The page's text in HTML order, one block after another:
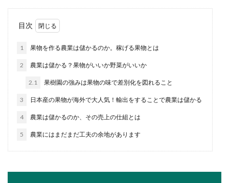
いのは『陰口』で盛り上がるというのではありま
せんか？...
教員採用試験の服装の一次試験で迷う
なら、スーツがおすすめ
目次
1 果物を作る農業は儲かるのか。稼げる果物とは
2 農業は儲かる？果物がいいか野菜がいいか
2.1 果樹園の強みは果物の味で差別化を図れること
3 日本産の果物が海外で大人気！輸出をすることで農業は儲かる
4 農業は儲かるのか、その売上の仕組とは
5 農業にはまだまだ工夫の余地があります